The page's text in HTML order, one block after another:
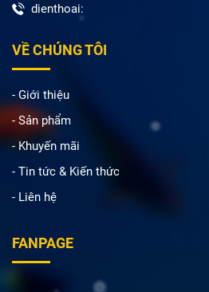
dienthoai:
VỀ CHÚNG TÔI
- Giới thiệu
- Sản phẩm
- Khuyến mãi
- Tin tức & Kiến thức
- Liên hệ
FANPAGE